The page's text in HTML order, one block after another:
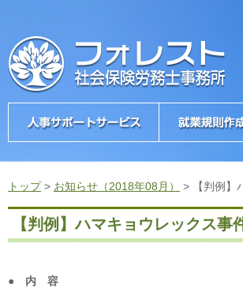
トップ> お知らせ（2018年08月） > 【判例
【判例】ハマキョウレックス
● 内 容